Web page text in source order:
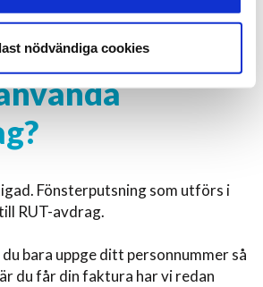
nödvändiga cookies
invändig fönsterputsning, ett
av tid och möjlighet.
Fönsterputsning som utförs i
RUT-avdrag.
bara uppge ditt personnummer så
du får din faktura har vi redan